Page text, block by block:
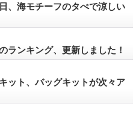
、海モチーフのタぺで涼しい
ランキング、更新しました！
ット、バッグキットが次々ア